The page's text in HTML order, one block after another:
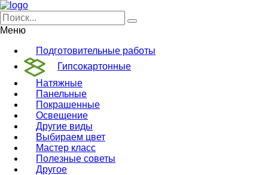
Меню
Подготовительные работы
Гипсокартонные
Натяжные
Панельные
Покрашенные
Освещение
Другие виды
Выбираем цвет
Мастер класс
Полезные советы
Другое